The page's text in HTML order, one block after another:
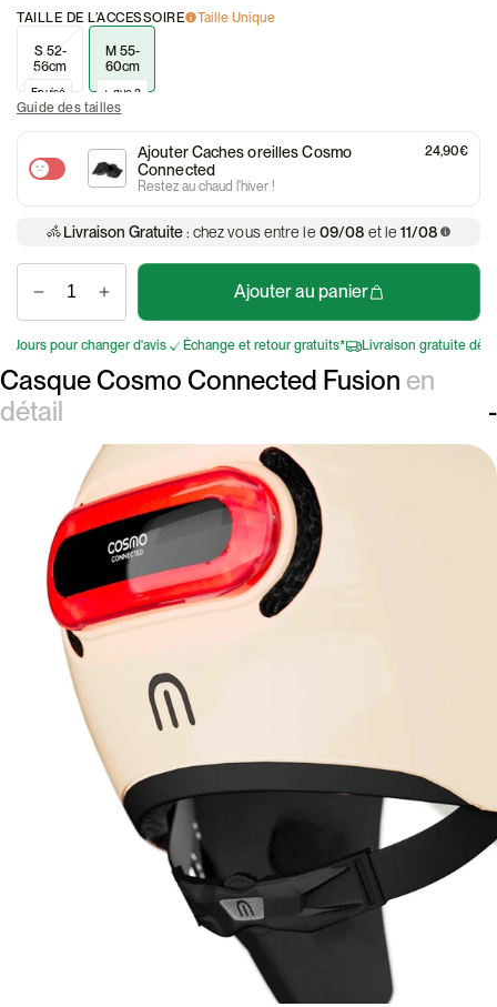
TAILLE DE L’ACCESSOIRE Taille Unique
S 52-
56cm
Epuisé
M 55-
60cm
+ que 2
Guide des tailles
Ajouter Caches oreilles Cosmo
Connected
Restez au chaud l'hiver !
24,90€
Livraison Gratuite: chez vous entre le 09/08 et le 11/08
Ajouter au panier
pour changer d'avis Échange et retour gratuits* Livraison gratuite dès 75€
Casque Cosmo Connected Fusion en
détail